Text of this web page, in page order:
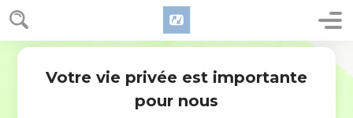
Votre vie privée est importante
pour nous